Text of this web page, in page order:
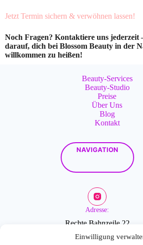
Einwilligung
Jetzt Termin sichern & verwöhnen lassen!
Noch Fragen? Kontaktiere uns jederzeit
darauf, dich bei Blossom Beauty in der
willkommen zu heißen!
Beauty-Services
Beauty-Studio
Preise
Über Uns
Blog
Kontakt
NAVIGATION
Adresse:
Rechte Bahnzeile 22